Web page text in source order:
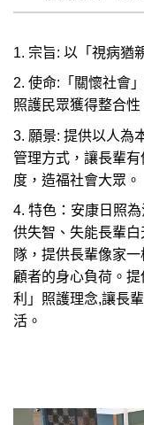
宗旨: 以「視病猶
使命:「關懷社會
照護民眾獲得整合
願景: 提供以人為
管理方式，讓長輩
度，造福社會大眾。
特色：安康日照
供失智、失能長輩
隊，提供長輩像家
顧者的身心負荷。
利」照護理念,讓長
活。